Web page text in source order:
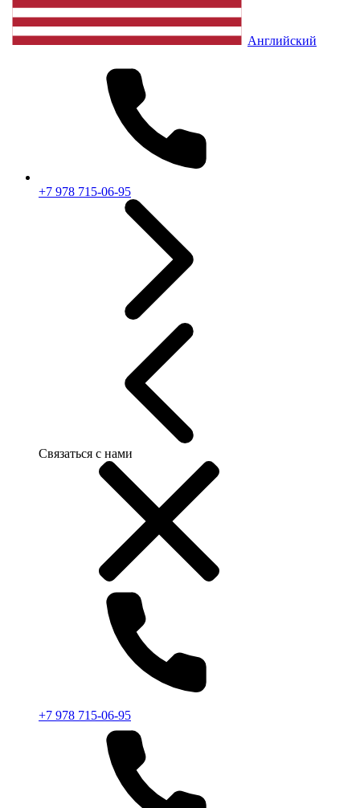
Английский
+7 978 715-06-95
Связаться с нами
+7 978 715-06-95